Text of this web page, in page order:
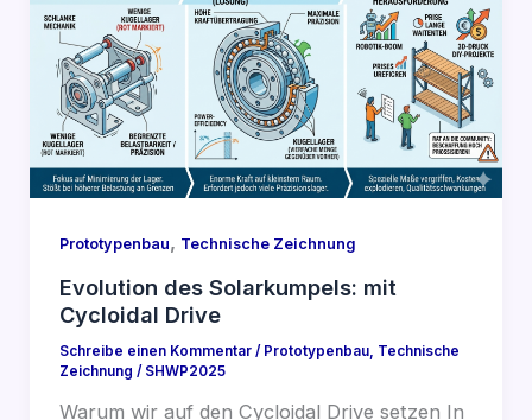
Prototypenbau, Technische Zeichnung
Evolution des Solarkumpels: mit
Cycloidal Drive
Schreibe einen Kommentar / Prototypenbau, Technische
Zeichnung / SHWP2025
Warum wir auf den Cycloidal Drive setzen In